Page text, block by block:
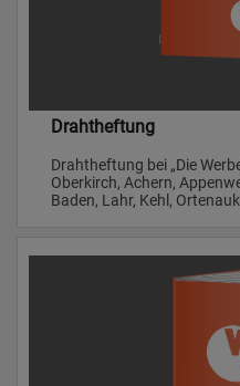
Drahtheftung
Drahtheftung bei „Die
Oberkirch, Achern,
Baden, Lahr, Kehl,